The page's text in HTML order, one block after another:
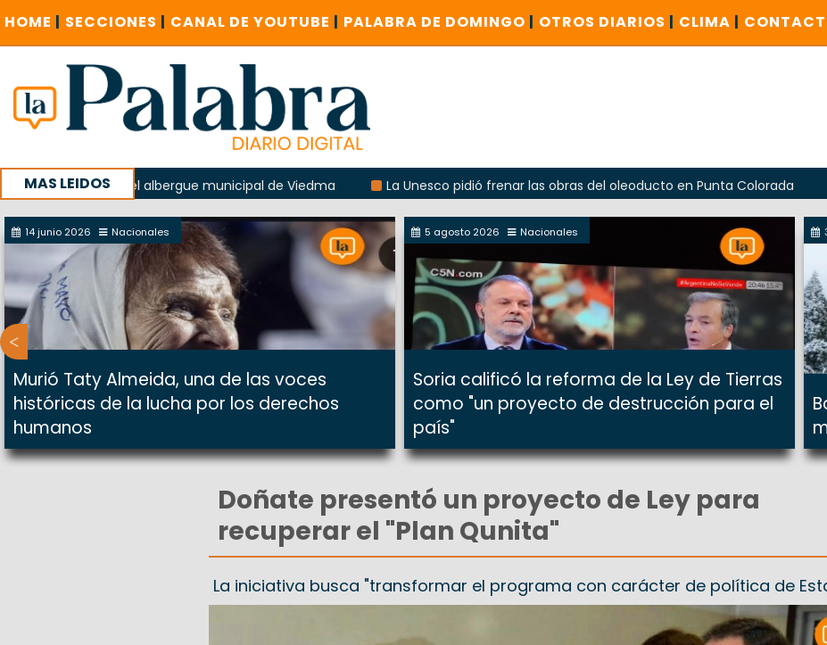
HOME | SECCIONES | CANAL DE YOUTUBE | PALABRA DE DOMINGO | OTROS DIARIOS | CLIMA |
MAS LEIDOSdel albergue municipal de Viedma La Unesco pidió frenar las obras del oleoducto en Punta Colorada
con un encuentro provincial en Roca
14 junio 2026 Nacionales
Murió Taty Almeida, una de las voces
históricas de la lucha por los derechos
humanos
5 agosto 2026 Nacionales
Soria calificó la reforma de la Ley de Tierras
como "un proyecto de destrucción para el
país"
Doñate presentó un proyecto de Ley para
recuperar el "Plan Qunita"
La iniciativa busca "transformar el programa con carácter de política de